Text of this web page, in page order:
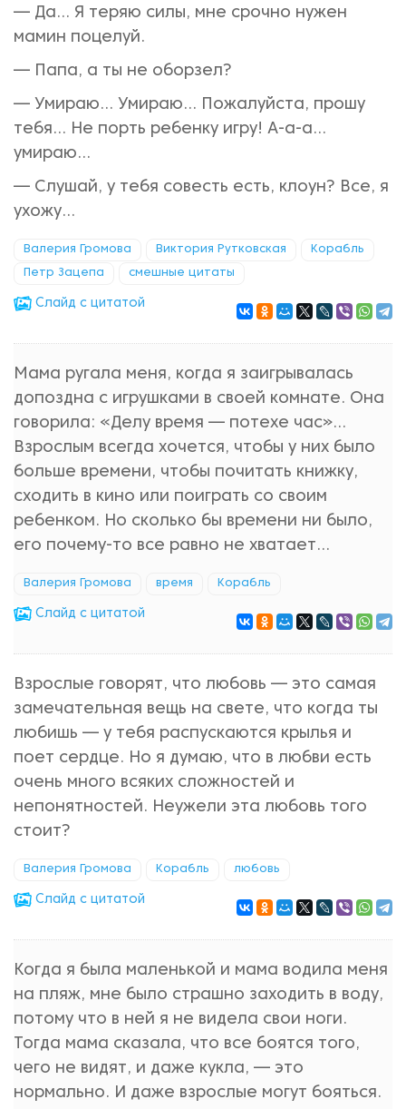
— Да... Я теряю силы, мне срочно нужен
мамин поцелуй.
— Папа, а ты не оборзел?
— Умираю... Умираю... Пожалуйста, прошу
тебя... Не порть ребенку игру! А-а-а...
умираю...
— Слушай, у тебя совесть есть, клоун? Все, я
ухожу...
Валерия Громова Виктория Рутковская Корабль
Петр Зацепа смешные цитаты
Cлайд с цитатой
Мама ругала меня, когда я заигрывалась
допоздна с игрушками в своей комнате. Она
говорила: «Делу время — потехе час»...
Взрослым всегда хочется, чтобы у них было
больше времени, чтобы почитать книжку,
сходить в кино или поиграть со своим
ребенком. Но сколько бы времени ни было,
его почему-то все равно не хватает...
Валерия Громова время Корабль
Cлайд с цитатой
Взрослые говорят, что любовь — это самая
замечательная вещь на свете, что когда ты
любишь — у тебя распускаются крылья и
поет сердце. Но я думаю, что в любви есть
очень много всяких сложностей и
непонятностей. Неужели эта любовь того
стоит?
Валерия Громова Корабль любовь
Cлайд с цитатой
Когда я была маленькой и мама водила меня
на пляж, мне было страшно заходить в воду,
потому что в ней я не видела свои ноги.
Тогда мама сказала, что все боятся того,
чего не видят, и даже кукла, — это
нормально. И даже взрослые могут бояться.